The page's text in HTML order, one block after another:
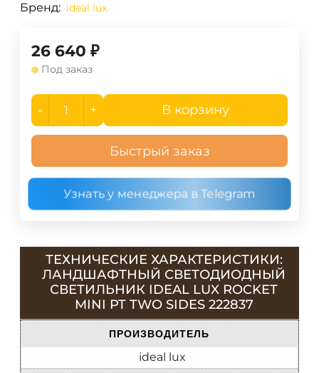
Бренд: ideal lux
26 640 ₽
Под заказ
- + В корзину
Быстрый заказ
Узнать у менеджера в Telegram
ТЕХНИЧЕСКИЕ ХАРАКТЕРИСТИКИ:
ЛАНДШАФТНЫЙ СВЕТОДИОДНЫЙ
СВЕТИЛЬНИК IDEAL LUX ROCKET
MINI PT TWO SIDES 222837
ПРОИЗВОДИТЕЛЬ
ideal lux